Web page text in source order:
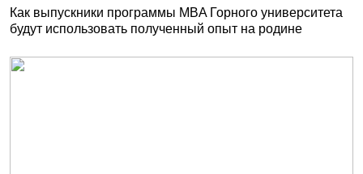
Как выпускники программы MBA Горного университета
будут использовать полученный опыт на родине